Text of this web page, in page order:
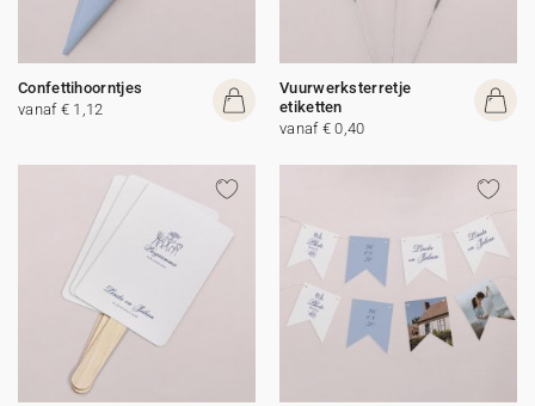
Confettihoorntjes
vanaf € 1,12
Vuurwerksterretje
etiketten
vanaf € 0,40